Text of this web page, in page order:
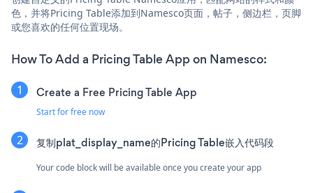
色，并将Pricing Table添加到Namesco页面，帖子，侧边栏，页脚
或您喜欢的任何位置现场。
How To Add a Pricing Table App on Namesco:
Create a Free Pricing Table App
Start for free now
复制plat_display_name的Pricing Table嵌入代码段
Your code block will be available once you create your app